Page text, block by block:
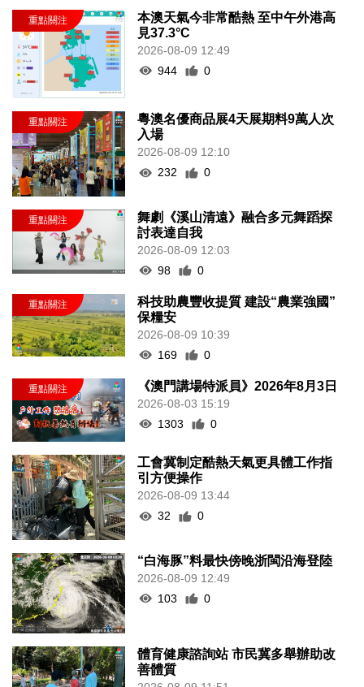
本澳天氣今非常酷熱 至中午外港高
見37.3°C
2026-08-09 12:49
944
0
粵澳名優商品展4天展期料9萬人次
入場
2026-08-09 12:10
232
0
舞劇《溪山清遠》融合多元舞蹈探
討表達自我
2026-08-09 12:03
98
0
科技助農豐收提質 建設“農業強國”
保糧安
2026-08-09 10:39
169
0
《澳門講場特派員》2026年8月3日
2026-08-03 15:19
1303
0
工會冀制定酷熱天氣更具體工作指
引方便操作
2026-08-09 13:44
32
0
“白海豚”料最快傍晚浙閩沿海登陸
2026-08-09 12:49
103
0
體育健康諮詢站 市民冀多舉辦助改
善體質